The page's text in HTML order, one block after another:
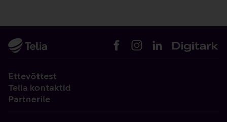
Ettevõttest
Telia kontaktid
Partnerile